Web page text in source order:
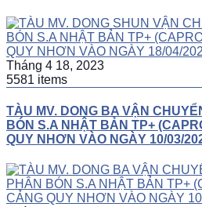
Tháng 4 18, 2023
5581 items
TÀU MV. DONG BA VẬN
BÓN S.A NHẬT BẢN TP+
QUY NHƠN VÀO NGÀY 10/03/